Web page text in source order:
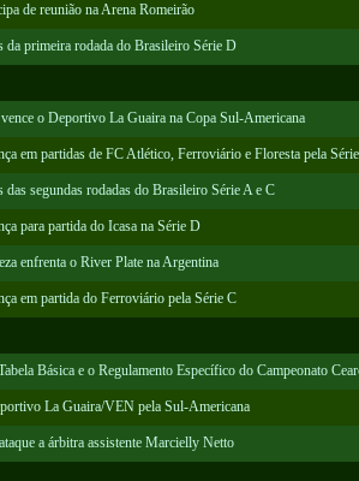
de reunião na Arena Romeirão
da primeira rodada do Brasileiro Série D
o Deportivo La Guaira na Copa Sul-Americana
em partidas de FC Atlético, Ferroviário e Floresta pela
segundas rodadas do Brasileiro Série A e C
para partida do Icasa na Série D
enfrenta o River Plate na Argentina
em partida do Ferroviário pela Série C
Básica e o Regulamento Específico do Campeonato
La Guaira/VEN pela Sul-Americana
a árbitra assistente Marcielly Netto